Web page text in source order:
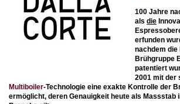
100 Jahre
als die
erfunden
nachdem die
Brühgruppe
patentiert
2001 mit der
Multiboiler-Technologie eine exakte Kontrolle der
ermöglicht, deren Genauigkeit heute als Massstab